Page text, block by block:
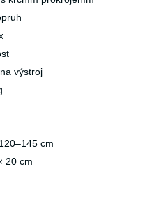
výstroj
120–145 cm
20 cm